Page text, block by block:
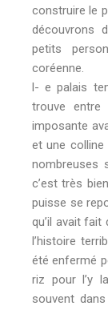
construire le
découvrons
petits
coréenne.
l- e palais
trouve
imposante
et une colline
nombreuses
c’est très
puisse se
qu’il avait fait
l’histoire
été enfermé
riz pour l’y
souvent